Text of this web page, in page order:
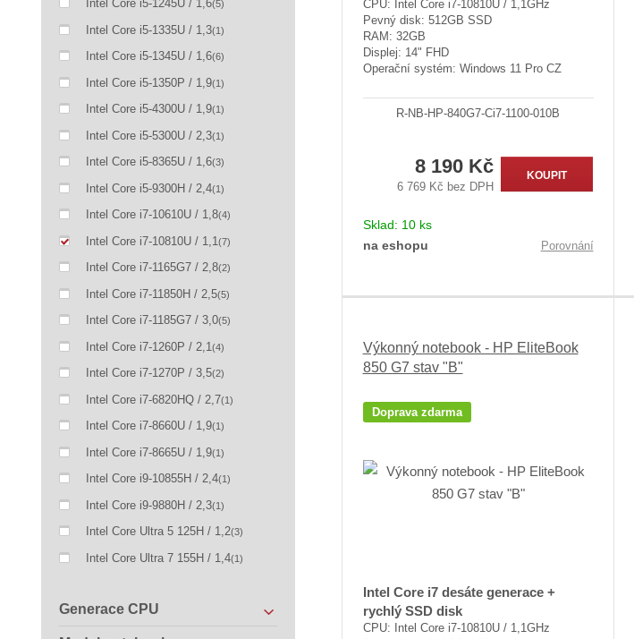
CPU: Intel Core i7-10810U / 1,1GHz
Pevný disk: 512GB SSD
RAM: 32GB
Displej: 14" FHD
Operační systém: Windows 11 Pro CZ
R-NB-HP-840G7-Ci7-1100-010B
8 190 Kč
6 769 Kč bez DPH
KOUPIT
Sklad: 10 ks
na eshopu
Porovnání
Výkonný notebook - HP EliteBook
850 G7 stav "B"
Doprava zdarma
Intel Core i7 desáte generace +
rychlý SSD disk
CPU: Intel Core i7-10810U / 1,1GHz
Intel Core i5-1245U / 1,6(5)
Intel Core i5-1335U / 1,3(1)
Intel Core i5-1345U / 1,6(6)
Intel Core i5-1350P / 1,9(1)
Intel Core i5-4300U / 1,9(1)
Intel Core i5-5300U / 2,3(1)
Intel Core i5-8365U / 1,6(3)
Intel Core i5-9300H / 2,4(1)
Intel Core i7-10610U / 1,8(4)
Intel Core i7-10810U / 1,1(7)
Intel Core i7-1165G7 / 2,8(2)
Intel Core i7-11850H / 2,5(5)
Intel Core i7-1185G7 / 3,0(5)
Intel Core i7-1260P / 2,1(4)
Intel Core i7-1270P / 3,5(2)
Intel Core i7-6820HQ / 2,7(1)
Intel Core i7-8660U / 1,9(1)
Intel Core i7-8665U / 1,9(1)
Intel Core i9-10855H / 2,4(1)
Intel Core i9-9880H / 2,3(1)
Intel Core Ultra 5 125H / 1,2(3)
Intel Core Ultra 7 155H / 1,4(1)
Generace CPU